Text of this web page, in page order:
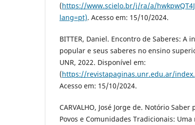
(https://www.scielo.br/j/ra/a/
lang=pt). Acesso em: 15/10/2024.
BITTER, Daniel. Encontro de Saberes: A
popular e seus saberes no ensino
UNR, 2022. Disponível em:
(https://revistapaginas.unr.edu.ar/
Acesso em: 15/10/2024.
CARVALHO, José Jorge de. Notório
Povos e Comunidades Tradicionais: